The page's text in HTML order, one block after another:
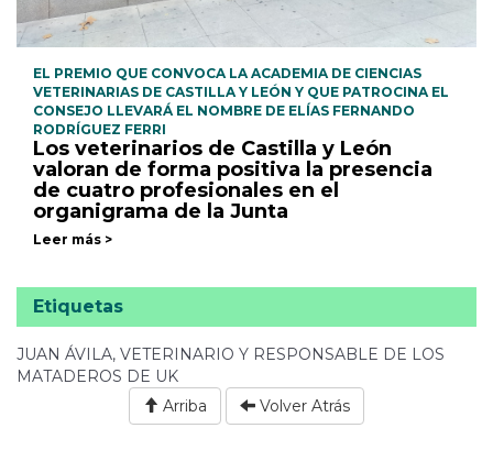
EL PREMIO QUE CONVOCA LA ACADEMIA DE CIENCIAS
VETERINARIAS DE CASTILLA Y LEÓN Y QUE PATROCINA EL
CONSEJO LLEVARÁ EL NOMBRE DE ELÍAS FERNANDO
RODRÍGUEZ FERRI
Los veterinarios de Castilla y León
valoran de forma positiva la presencia
de cuatro profesionales en el
organigrama de la Junta
Leer más >
Etiquetas
JUAN ÁVILA, VETERINARIO Y RESPONSABLE DE LOS
MATADEROS DE UK
Arriba
Volver Atrás